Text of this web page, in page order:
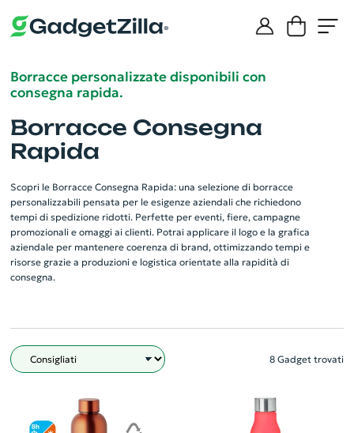
Borracce personalizzate disponibili con
consegna rapida.
Borracce Consegna
Rapida
Scopri le Borracce Consegna Rapida: una selezione di borracce
personalizzabili pensata per le esigenze aziendali che richiedono
tempi di spedizione ridotti. Perfette per eventi, fiere, campagne
promozionali e omaggi ai clienti. Potrai applicare il logo e la grafica
aziendale per mantenere coerenza di brand, ottimizzando tempi e
risorse grazie a produzioni e logistica orientate alla rapidità di
consegna.
Filtro 8 Gadget trovati